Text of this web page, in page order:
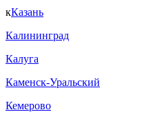
кКазань
Калининград
Калуга
Каменск-Уральский
Кемерово